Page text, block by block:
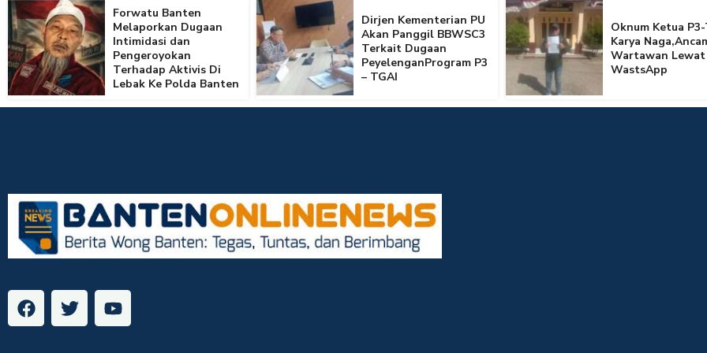
Forwatu Banten
Melaporkan Dugaan
Intimidasi dan
Pengeroyokan
Terhadap Aktivis Di
Lebak Ke Polda Banten
Dirjen Kementerian PU
Akan Panggil BBWSC3
Terkait Dugaan
PeyelenganProgram P3
– TGAI
Oknum Ketua
Karya
Wartawan Lewat
WastsApp